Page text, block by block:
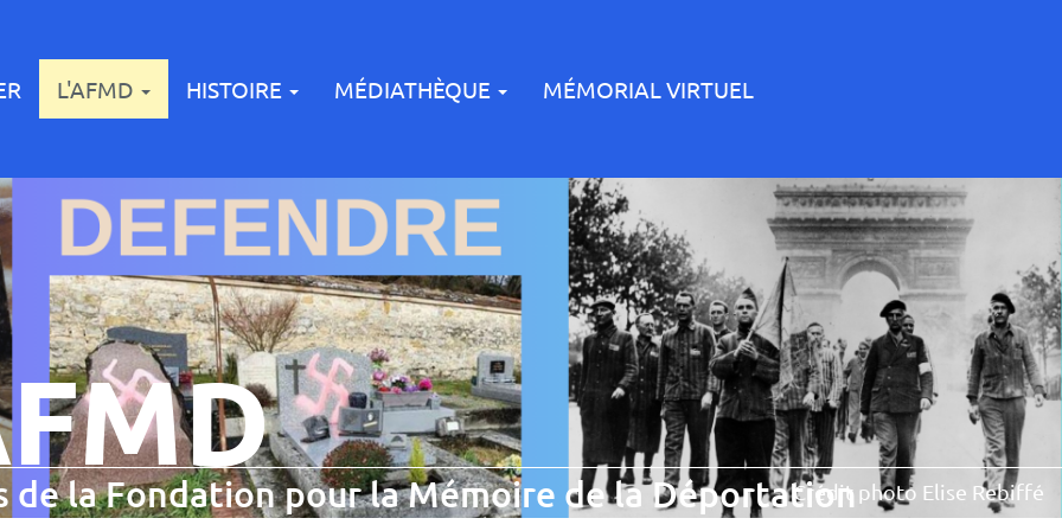
L'AFMD HISTOIRE MÉDIATHÈQUE MÉMORIAL VIRTUEL
Crédit photo Elise Rebiffé
de la Fondation pour la Mémoire de la Déportation